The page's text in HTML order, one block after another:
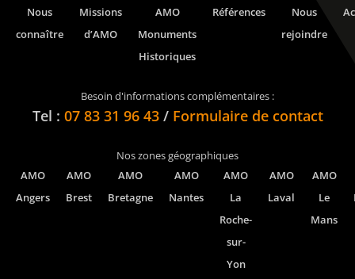
Nous
connaître
Missions
d’AMO
AMO
Monuments
Historiques
Références
Nous
rejoindre
Besoin d'informations complémentaires :
Tel : 07 83 31 96 43/ Formulaire de contact
Nos zones géographiques
AMO
Angers
AMO
Brest
AMO
Bretagne
AMO
Nantes
AMO
La
Roche-
sur-
Yon
AMO
Laval
AMO
Le
Mans